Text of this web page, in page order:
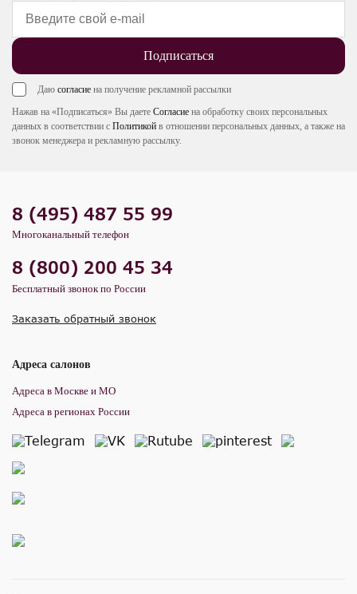
Подписаться
Даю согласие на получение рекламной рассылки
Нажав на «Подписаться» Вы даете Согласие на обработку своих персональных
данных в соответствии с Политикой в отношении персональных данных, а также на
звонок менеджера и рекламную рассылку.
8 (495) 487 55 99
Многоканальный телефон
8 (800) 200 45 34
Бесплатный звонок по России
Заказать обратный звонок
Адреса салонов
Адреса в Москве и МО
Адреса в регионах России